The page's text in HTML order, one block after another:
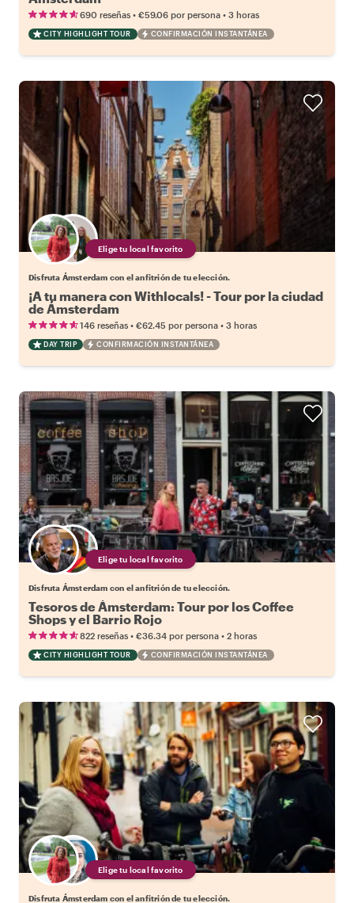
690 reseñas • €59.06 por persona • 3 horas
CITY HIGHLIGHT TOUR CONFIRMACIÓN INSTANTÁNEA
Elige tu local favorito
Disfruta Ámsterdam con el anfitrión de tu elección.
¡A tu manera con Withlocals! - Tour por la ciudad
de Ámsterdam
146 reseñas • €62.45 por persona • 3 horas
DAY TRIP CONFIRMACIÓN INSTANTÁNEA
Elige tu local favorito
Disfruta Ámsterdam con el anfitrión de tu elección.
Tesoros de Ámsterdam: Tour por los Coffee
Shops y el Barrio Rojo
822 reseñas • €36.34 por persona • 2 horas
CITY HIGHLIGHT TOUR CONFIRMACIÓN INSTANTÁNEA
Elige tu local favorito
Disfruta Ámsterdam con el anfitrión de tu elección.